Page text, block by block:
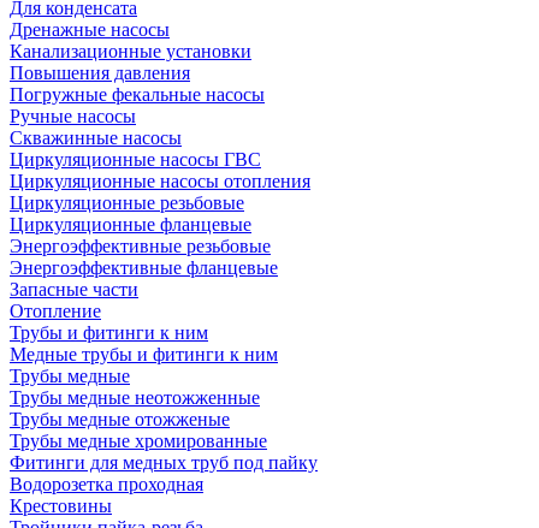
Для конденсата
Дренажные насосы
Канализационные установки
Повышения давления
Погружные фекальные насосы
Ручные насосы
Скважинные насосы
Циркуляционные насосы ГВС
Циркуляционные насосы отопления
Циркуляционные резьбовые
Циркуляционные фланцевые
Энергоэффективные резьбовые
Энергоэффективные фланцевые
Запасные части
Отопление
Трубы и фитинги к ним
Медные трубы и фитинги к ним
Трубы медные
Трубы медные неотожженные
Трубы медные отожженые
Трубы медные хромированные
Фитинги для медных труб под пайку
Водорозетка проходная
Крестовины